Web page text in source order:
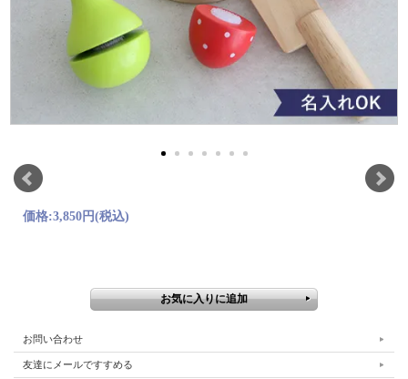
価格:3,850円(税込)
お問い合わせ
友達にメールですすめる